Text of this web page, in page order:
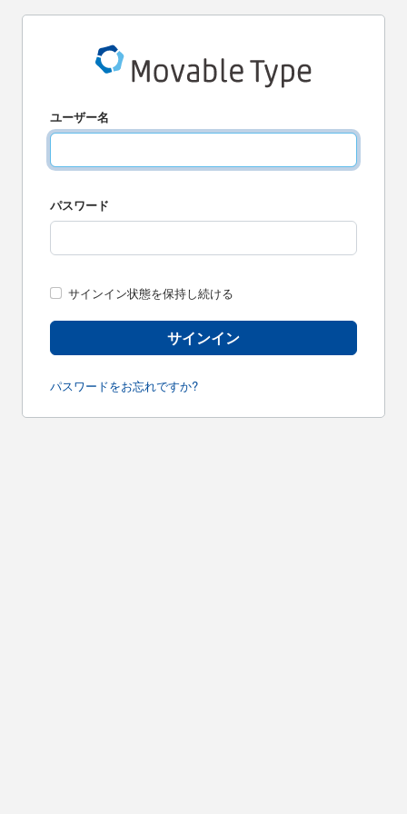
ユーザー名
パスワード
サインイン状態を保持し続ける
パスワードをお忘れですか?
サインイン